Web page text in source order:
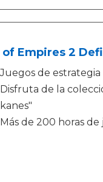
Empires 2
Juegos de
Disfruta de la
kanes"
Más de 200 horas